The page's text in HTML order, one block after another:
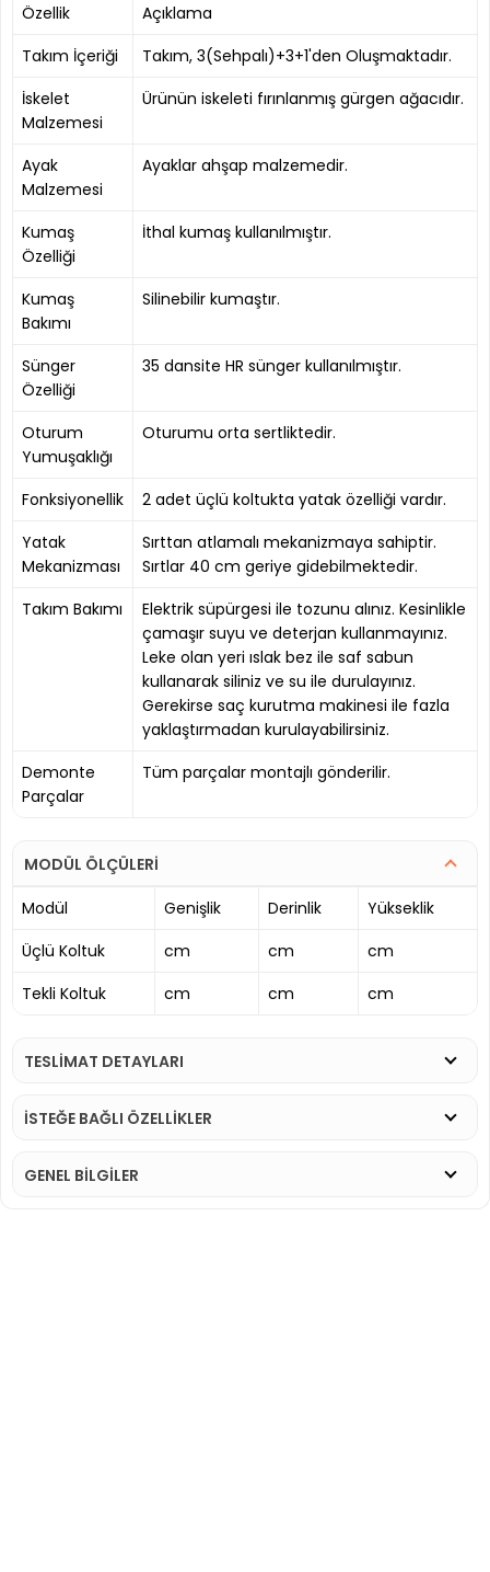
Özellik
Açıklama
Takım İçeriği
Takım, 3(Sehpalı)+3+1'den Oluşmaktadır.
İskelet
Malzemesi
Ürünün iskeleti fırınlanmış gürgen ağacıdır.
Ayak
Malzemesi
Ayaklar ahşap malzemedir.
Kumaş
Özelliği
İthal kumaş kullanılmıştır.
Kumaş
Bakımı
Silinebilir kumaştır.
Sünger
Özelliği
35 dansite HR sünger kullanılmıştır.
Oturum
Yumuşaklığı
Oturumu orta sertliktedir.
Fonksiyonellik
2 adet üçlü koltukta yatak özelliği vardır.
Yatak
Mekanizması
Sırttan atlamalı mekanizmaya sahiptir.
Sırtlar 40 cm geriye gidebilmektedir.
Takım Bakımı
Elektrik süpürgesi ile tozunu alınız. Kesinlikle
çamaşır suyu ve deterjan kullanmayınız.
Leke olan yeri ıslak bez ile saf sabun
kullanarak siliniz ve su ile durulayınız.
Gerekirse saç kurutma makinesi ile fazla
yaklaştırmadan kurulayabilirsiniz.
Demonte
Parçalar
Tüm parçalar montajlı gönderilir.
MODÜL ÖLÇÜLERİ
Modül
Genişlik Derinlik
Yükseklik
Üçlü Koltuk
cm cm
cm
Tekli Koltuk
cm cm cm
TESLİMAT DETAYLARI
İSTEĞE BAĞLI ÖZELLİKLER
GENEL BİLGİLER